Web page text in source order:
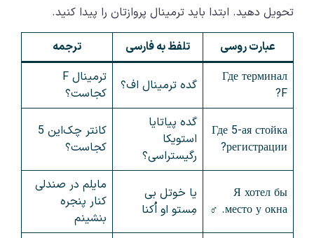
تحویل دهید. ابتدا باید ترمینال پروازتان را پیدا کنید.
عبارت روسی تلفظ به فارسی
ترجمه
Где терминал
F?
گده ترمینال اف؟
ترمینال F
کجاست؟
Где 5-ая стойка
регистрации?
گده پیاتایا
استویکا
رگیستراسی؟
کانتر چک‌این 5
کجاست؟
Я хотел бы
место у окна. ♂
یا خوتل بی
مِستو او اُکنا
مایلم در صندلی
کنار پنجره
بنشینم